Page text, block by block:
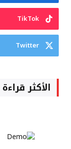
TikTok
Twitter
الأكثر قراءة